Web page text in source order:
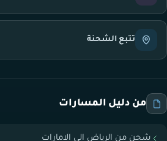
تتبع الشحنة
من دليل المسارات
شحن من الرياض الي الامارات